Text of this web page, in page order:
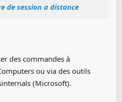
de session a distance
des commandes à
ou via des outils
(Microsoft).